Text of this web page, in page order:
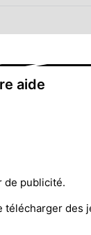
aide
de publicité.
télécharger des